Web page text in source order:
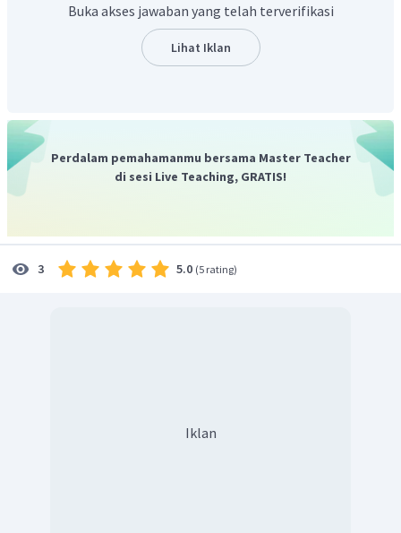
berikut:
Buka akses jawaban yang telah terverifikasi
Lihat Iklan
Perdalam pemahamanmu bersama Master Teacher
di sesi Live Teaching, GRATIS!
3 5.0 (5 rating)
Iklan